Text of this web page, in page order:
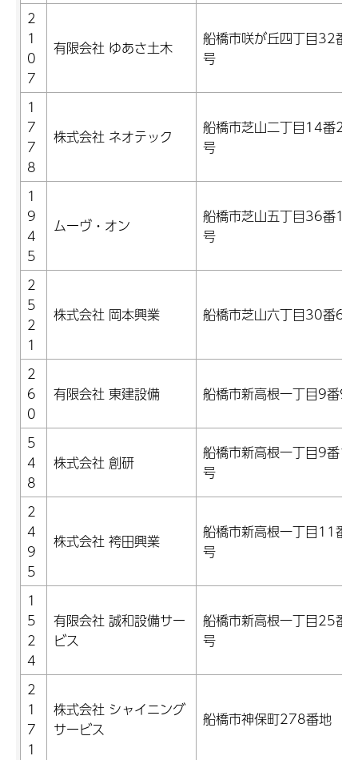
2
1
0
7
有限会社 ゆあさ土木
船橋市咲が丘四丁目32番3
号
1
7
7
8
株式会社 ネオテック
船橋市芝山二丁目14番28
号
1
9
4
5
ムーヴ・オン
船橋市芝山五丁目36番14
号
2
5
2
1
株式会社 岡本興業 船橋市芝山六丁目30番6号
2
6
0
有限会社 東建設備 船橋市新高根一丁目9番9
5
4
8
株式会社 創研
船橋市新高根一丁目9番14
号
2
4
9
5
株式会社 袴田興業
船橋市新高根一丁目11番4
号
1
5
2
4
有限会社 誠和設備サー
ビス
船橋市新高根一丁目25番8
号
2
1
7
1
株式会社 シャイニング
サービス
船橋市神保町278番地